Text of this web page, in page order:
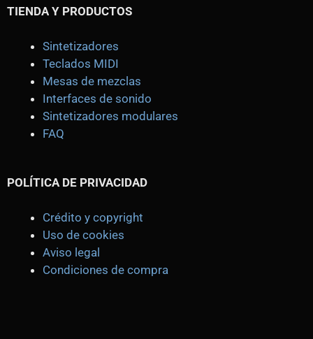
TIENDA Y PRODUCTOS
Sintetizadores
Teclados MIDI
Mesas de mezclas
Interfaces de sonido
Sintetizadores modulares
FAQ
POLÍTICA DE PRIVACIDAD
Crédito y copyright
Uso de cookies
Aviso legal
Condiciones de compra